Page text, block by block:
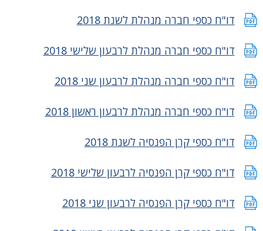
דו"ח כספי חברה מנהלת לשנת 2018
דו"ח כספי חברה מנהלת לרבעון שלישי 2018
דו"ח כספי חברה מנהלת לרבעון שני 2018
דו"ח כספי חברה מנהלת לרבעון ראשון 2018
דו"ח כספי קרן הפנסיה לשנת 2018
דו"ח כספי קרן הפנסיה לרבעון שלישי 2018
דו"ח כספי קרן הפנסיה לרבעון שני 2018